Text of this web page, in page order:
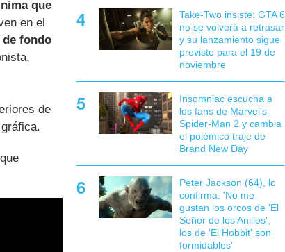
que
en el
de fondo
de
Take-Two insiste: GTA 6
no se volverá a retrasar
y su lanzamiento sigue
previsto para el 19 de
noviembre
Insomniac escucha a
los fans de Marvel's
Spider-Man 2 y cambia
el polémico traje de
Brand New Day
Peter Jackson (64), lo
confirma: 'No me
gustan los orcos de 'El
Señor de los Anillos',
los de 'El Hobbit' son
formidables'